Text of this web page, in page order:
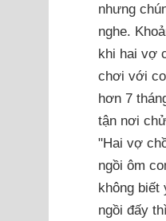
nhưng
nghe.
khi hai vợ
chơi với
hơn 7
tận nơi
"Hai vợ
ngồi ôm
không biết
ngồi đấy